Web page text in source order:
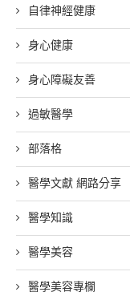
自律神經健康
身心健康
身心障礙友善
過敏醫學
部落格
醫學文獻 網路分享
醫學知識
醫學美容
醫學美容專欄